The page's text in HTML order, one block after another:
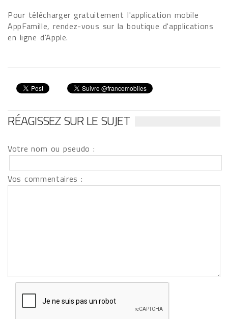
Pour télécharger gratuitement l'application mobile
AppFamille, rendez-vous sur la boutique d'applications
en ligne d'Apple.
RÉAGISSEZ SUR LE SUJET
Votre nom ou pseudo :
Vos commentaires :